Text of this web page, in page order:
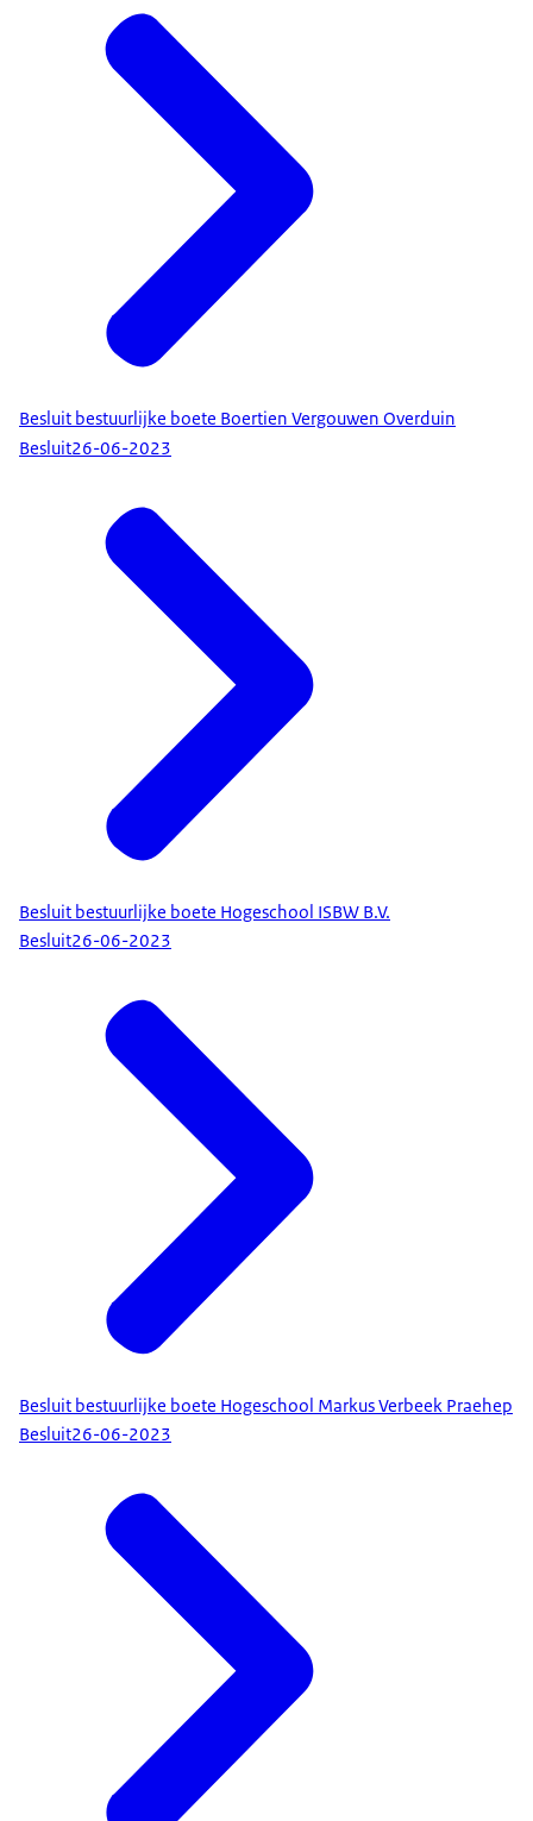
Besluit bestuurlijke boete Boertien Vergouwen Overduin
Besluit26-06-2023
Besluit bestuurlijke boete Hogeschool ISBW B.V.
Besluit26-06-2023
Besluit bestuurlijke boete Hogeschool Markus Verbeek Praehep
Besluit26-06-2023